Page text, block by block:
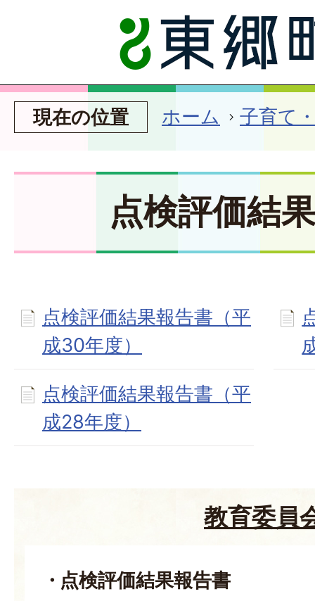
現在の位置 ホーム 子育て
点検評価結
点検評価結果報告書（平
成30年度）
点検評価結果報告書（平
成28年度）
教育委員
点検評価結果報告書